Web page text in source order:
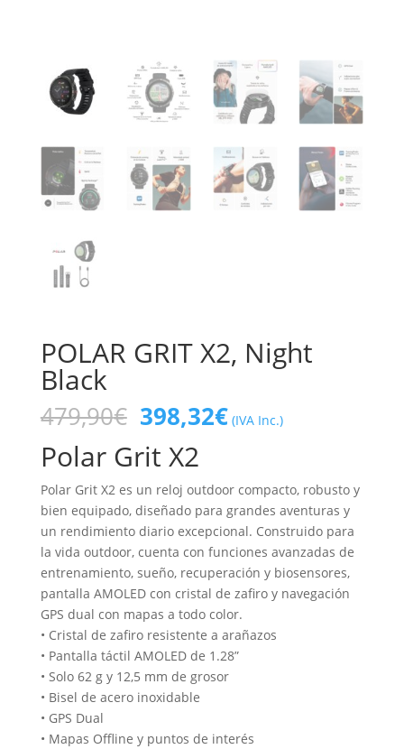
POLAR GRIT X2, Night
Black
479,90€ El
precio
original
era:
479,90€.
398,32€El
precio
398,32€.
(IVA Inc.)
Polar Grit X2
Polar Grit X2 es un reloj outdoor compacto, robusto y
bien equipado, diseñado para grandes aventuras y
un rendimiento diario excepcional. Construido para
la vida outdoor, cuenta con funciones avanzadas de
entrenamiento, sueño, recuperación y biosensores,
pantalla AMOLED con cristal de zafiro y navegación
GPS dual con mapas a todo color.
• Cristal de zafiro resistente a arañazos
• Pantalla táctil AMOLED de 1.28”
• Solo 62 g y 12,5 mm de grosor
• Bisel de acero inoxidable
• GPS Dual
• Mapas Offline y puntos de interés